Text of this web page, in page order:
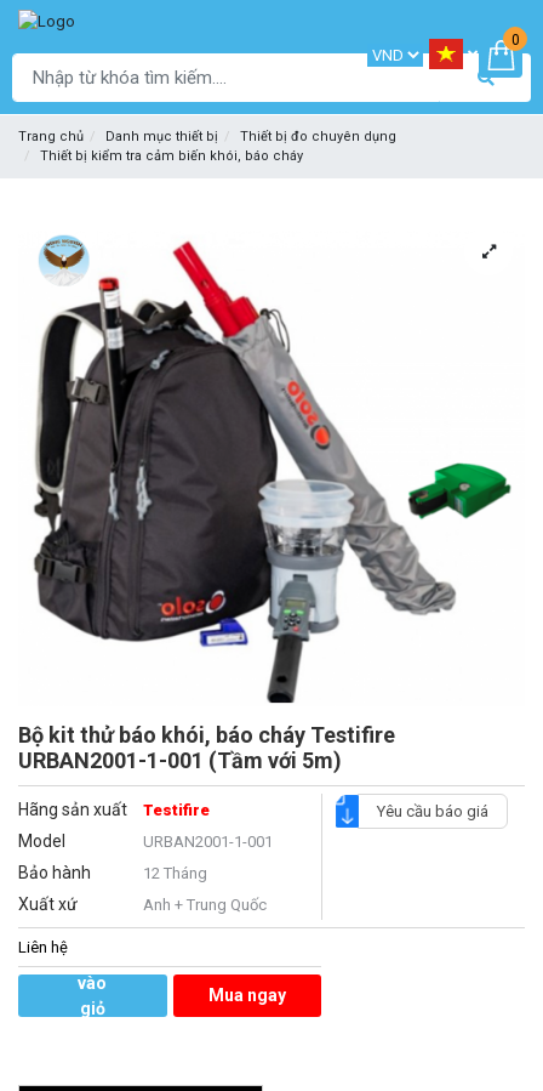
0
Trang chủ Danh mục thiết bị
Thiết bị đo chuyên dụng
Thiết bị kiểm tra cảm biến khói, báo cháy
Bộ kit thử báo khói, báo cháy Testifire
URBAN2001-1-001 (Tầm với 5m)
Hãng sản xuất Testifire
Model URBAN2001-1-001
Bảo hành 12 Tháng
Xuất xứ Anh + Trung Quốc
Yêu cầu báo giá
Liên hệ
vào
giỏ
Mua ngay